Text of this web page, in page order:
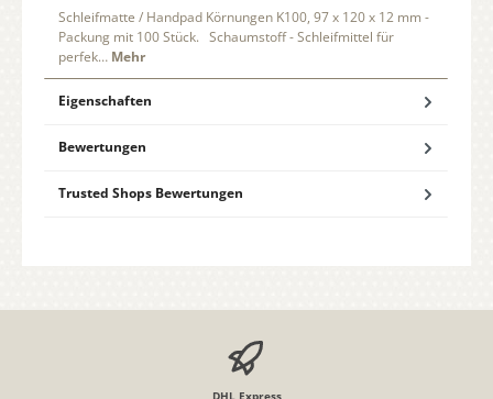
Schleifmatte / Handpad Körnungen K100, 97 x 120 x 12 mm -
Packung mit 100 Stück. Schaumstoff - Schleifmittel für
perfek… Mehr
Eigenschaften
Bewertungen
Trusted Shops Bewertungen
DHL Express